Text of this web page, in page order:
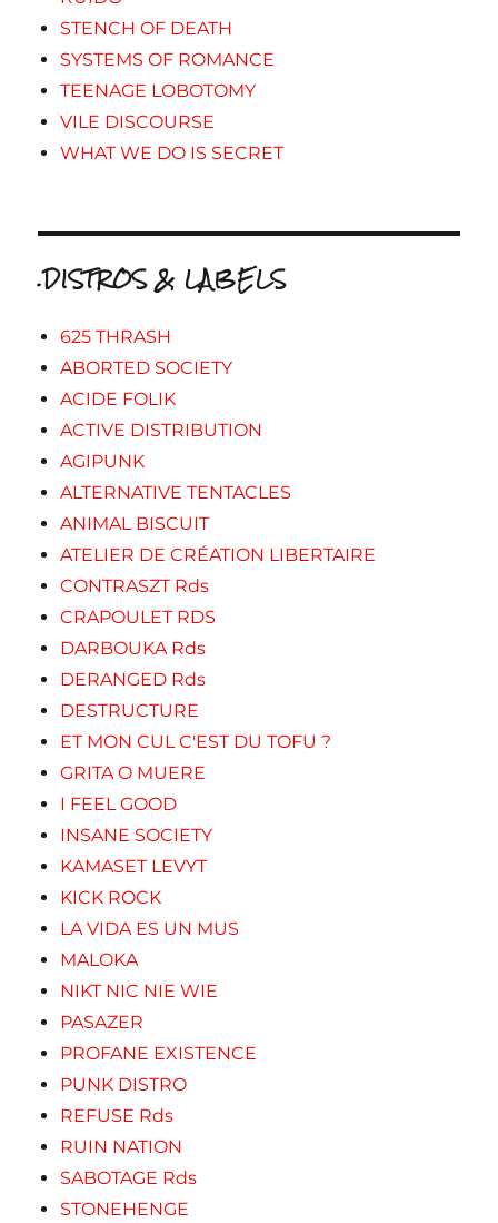
STENCH OF DEATH
SYSTEMS OF ROMANCE
TEENAGE LOBOTOMY
VILE DISCOURSE
WHAT WE DO IS SECRET
.DISTROS & LABELS
625 THRASH
ABORTED SOCIETY
ACIDE FOLIK
ACTIVE DISTRIBUTION
AGIPUNK
ALTERNATIVE TENTACLES
ANIMAL BISCUIT
ATELIER DE CRÉATION LIBERTAIRE
CONTRASZT Rds
CRAPOULET RDS
DARBOUKA Rds
DERANGED Rds
DESTRUCTURE
ET MON CUL C'EST DU TOFU ?
GRITA O MUERE
I FEEL GOOD
INSANE SOCIETY
KAMASET LEVYT
KICK ROCK
LA VIDA ES UN MUS
MALOKA
NIKT NIC NIE WIE
PASAZER
PROFANE EXISTENCE
PUNK DISTRO
REFUSE Rds
RUIN NATION
SABOTAGE Rds
STONEHENGE